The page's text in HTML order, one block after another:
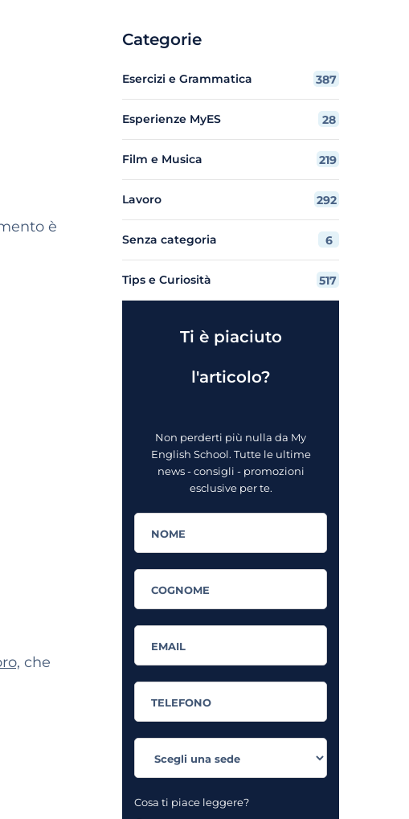
è
che
Categorie
Esercizi e Grammatica 387
Esperienze MyES 28
Film e Musica 219
Lavoro 292
Senza categoria 6
Tips e Curiosità 517
Ti è piaciuto
l'articolo?
Non perderti più nulla da My
English School. Tutte le ultime
news - consigli - promozioni
esclusive per te.
Cosa ti piace leggere?